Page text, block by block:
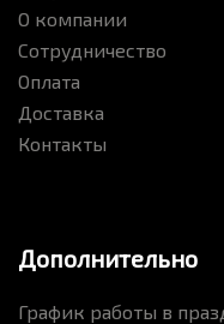
О компании
Сотрудничество
Оплата
Доставка
Контакты
Дополнительно
График работы в